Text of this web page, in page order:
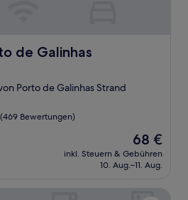
de Galinhas
Galinhas
Porto de Galinhas Strand
(469 Bewertungen)
Der
Preis
beträgt
68 €
inkl. Steuern & Gebühren
10. Aug.–11. Aug.